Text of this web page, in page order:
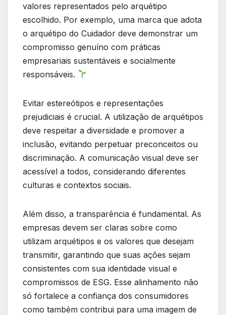
valores representados pelo arquétipo
escolhido. Por exemplo, uma marca que adota
o arquétipo do Cuidador deve demonstrar um
compromisso genuíno com práticas
empresariais sustentáveis e socialmente
responsáveis.
Evitar estereótipos e representações
prejudiciais é crucial. A utilização de arquétipos
deve respeitar a diversidade e promover a
inclusão, evitando perpetuar preconceitos ou
discriminação. A comunicação visual deve ser
acessível a todos, considerando diferentes
culturas e contextos sociais.
Além disso, a transparência é fundamental. As
empresas devem ser claras sobre como
utilizam arquétipos e os valores que desejam
transmitir, garantindo que suas ações sejam
consistentes com sua identidade visual e
compromissos de ESG. Esse alinhamento não
só fortalece a confiança dos consumidores
como também contribui para uma imagem de